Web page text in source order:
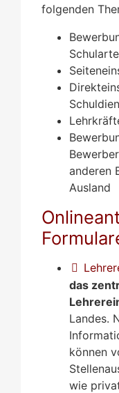
folgenden
anderen
Ausland
das
Landes.
können
wie